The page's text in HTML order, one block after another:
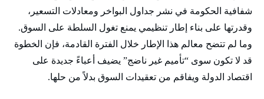
شفافية الحكومة في نشر جداول البواخر ومعادلات التسعير،
وقدرتها على بناء إطار تنظيمي يمنع تغول السلطة على السوق.
وما لم تتضح معالم هذا الإطار خلال الفترة القادمة، فإن الخطوة
قد لا تكون سوى “تأميم غير ناضج” يضيف أعباءً جديدة على
اقتصاد الدولة ويفاقم من تعقيدات السوق بدلاً من حلها.